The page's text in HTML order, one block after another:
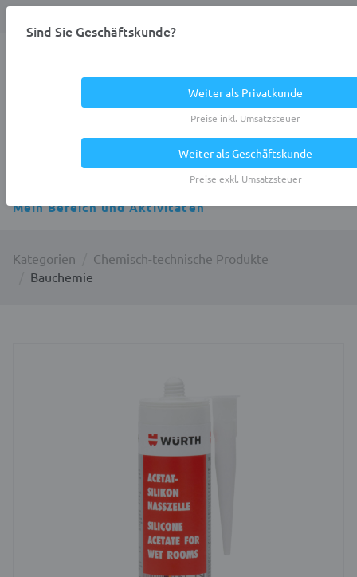
Mein Bereich und Aktivitäten
Kategorien
Chemisch-technische Produkte
Bauchemie
Sind Sie Geschäftskunde?
Weiter als Privatkunde
Preise inkl. Umsatzsteuer
Weiter als Geschäftskunde
Preise exkl. Umsatzsteuer